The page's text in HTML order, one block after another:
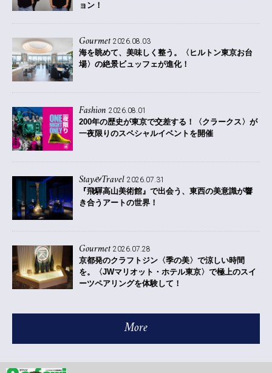
ョン！
Gourmet 2026.08.03
海を眺めて、美味しく整う。〈ヒルトン東京お台
場〉の絶景ビュッフェが進化！
Fashion 2026.08.01
200年の歴史が東京で交差する！〈クラークス〉が
一夜限りのスペシャルイベントを開催
Stay&Travel 2026.07.31
『飛驒高山美術館』で出会う、東西の美意識が響
き合うアートの世界！
Gourmet 2026.07.28
京都発のクラフトジン〈季の美〉で涼しい時間
を。〈JWマリオット・ホテル東京〉で極上のスイ
ーツペアリングを体験して！
More